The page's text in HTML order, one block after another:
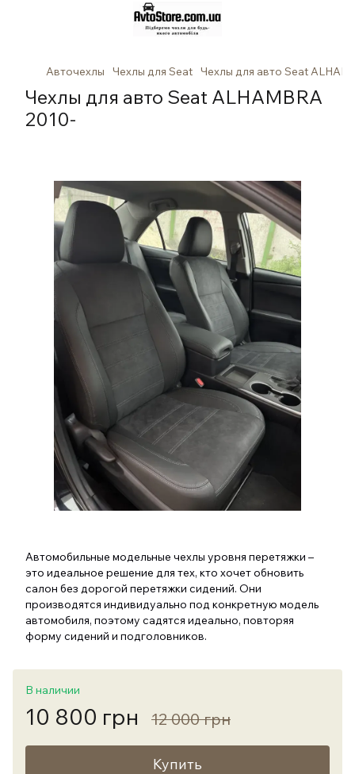
Авточехлы Чехлы для Seat Чехлы для авто Seat
Чехлы для авто Seat ALHAMBRA
2010-
Автомобильные модельные чехлы уровня перетяжки –
это идеальное решение для тех, кто хочет обновить
салон без дорогой перетяжки сидений. Они
производятся индивидуально под конкретную модель
автомобиля, поэтому садятся идеально, повторяя
форму сидений и подголовников.
В наличии
10 800 грн 12 000 грн
Купить